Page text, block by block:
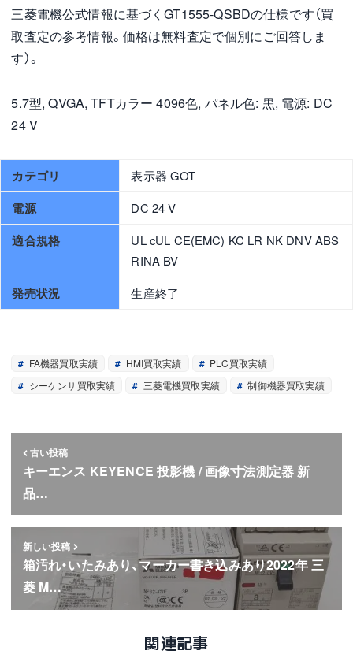
三菱電機公式情報に基づくGT1555-QSBDの仕様です（買
取査定の参考情報。価格は無料査定で個別にご回答しま
す）。
5.7型, QVGA, TFTカラー 4096色, パネル色: 黒, 電源: DC
24 V
カテゴリ 表示器 GOT
電源 DC 24 V
適合規格
UL cUL CE(EMC) KC LR NK DNV ABS
RINA BV
発売状況 生産終了
FA機器買取実績 HMI買取実績
PLC買取実績
シーケンサ買取実績
三菱電機買取実績 制御機器買取実績
古い投稿
キーエンス KEYENCE 投影機 / 画像寸法測定器 新
品…
新しい投稿
箱汚れ・いたみあり、マーカー書き込みあり2022年 三
菱 M…
関連記事